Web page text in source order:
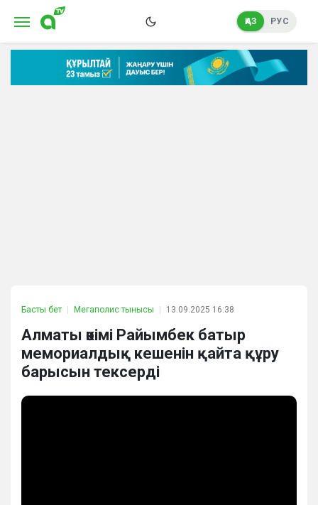
ҚАЗ РУС
Басты бет Мегаполис тынысы 13.09.2025 16:38
Алматы әкімі Райымбек батыр
мемориалдық кешенін қайта құру
барысын тексерді